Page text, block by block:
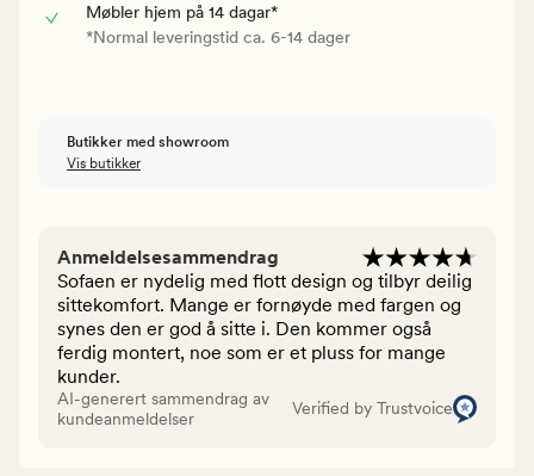
Møbler hjem på 14 dagar*
*Normal leveringstid ca. 6-14 dager
Butikker med showroom
Vis butikker
Anmeldelsesammendrag
Sofaen er nydelig med flott design og tilbyr deilig
sittekomfort. Mange er fornøyde med fargen og
synes den er god å sitte i. Den kommer også
ferdig montert, noe som er et pluss for mange
kunder.
AI-generert sammendrag av
kundeanmeldelser
Verified by Trustvoice